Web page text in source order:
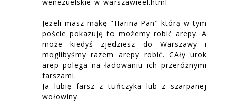
wenezuelskie-w-warszawieel.html
Jeżeli masz mąkę "Harina Pan" którą w tym
poście pokazuję to możemy robić arepy. A
może kiedyś zjedziesz do Warszawy i
moglibyśmy razem arepy robić. CAły urok
arep polega na ładowaniu ich przeróżnymi
farszami.
Ja lubię farsz z tuńczyka lub z szarpanej
wołowiny.